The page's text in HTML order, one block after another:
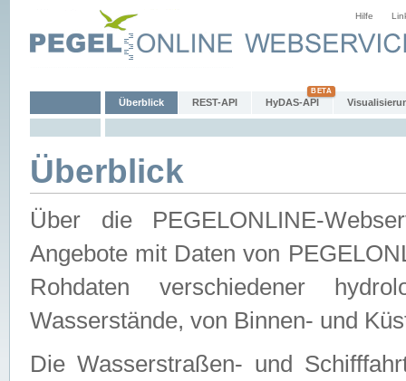
Hilfe
Überblick REST-API HyDAS-API
Überblick
Über die PEGELONLINE-
Angebote mit Daten von
Rohdaten verschiedener
Wasserstände, von Binnen- und
Die Wasserstraßen- und